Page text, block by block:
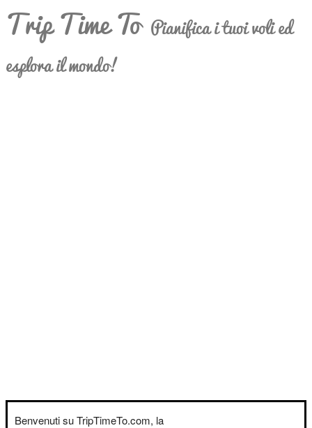
Trip Time To Pianifica i tuoi voli ed
esplora il mondo!
Benvenuti su TripTimeTo.com, la